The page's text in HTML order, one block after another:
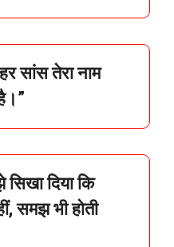
सांसतेरानाम
सिखादियाकि
समझभीहोती